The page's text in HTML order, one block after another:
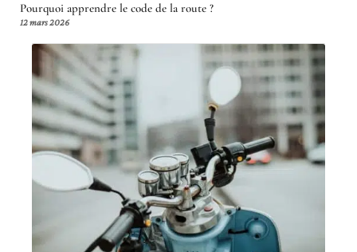
Pourquoi apprendre le code de la route ?
12 mars 2026